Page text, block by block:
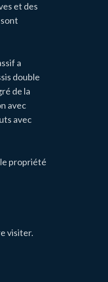
et des
a
double
de la
avec
avec
propriété
visiter.